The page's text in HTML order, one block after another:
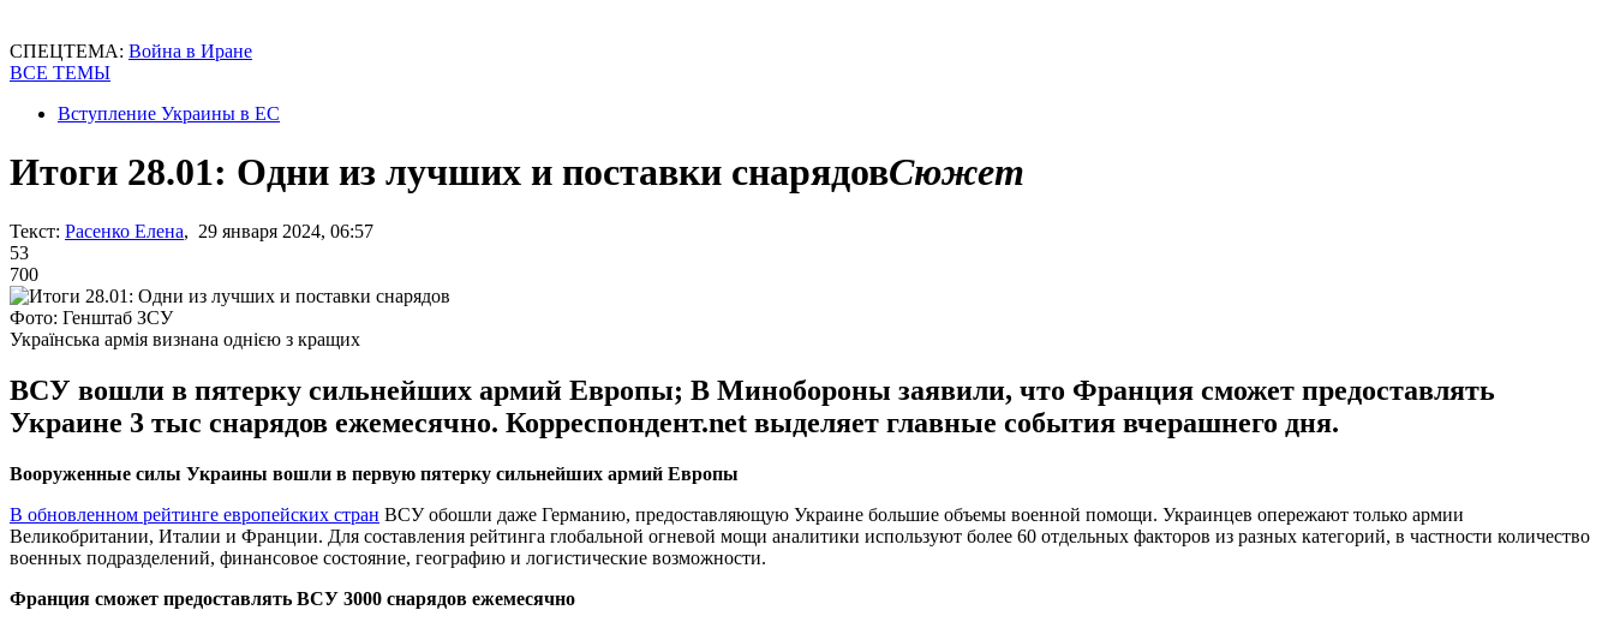
СПЕЦТЕМА: Война в Иране
ВСЕ ТЕМЫ
Вступление Украины в ЕС
Итоги 28.01: Одни из лучших и поставки снарядовСюжет
Текст: Расенко Елена, 29 января 2024, 06:57
53
700
Фото: Генштаб ЗСУ
Українська армія визнана однією з кращих
ВСУ вошли в пятерку сильнейших армий Европы; В Минобороны заявили, что Франция сможет предоставлять
Украине 3 тыс снарядов ежемесячно. Корреспондент.net выделяет главные события вчерашнего дня.
Вооруженные силы Украины вошли в первую пятерку сильнейших армий Европы
В обновленном рейтинге европейских стран ВСУ обошли даже Германию, предоставляющую Украине большие объемы военной помощи. Украинцев опережают только армии
Великобритании, Италии и Франции. Для составления рейтинга глобальной огневой мощи аналитики используют более 60 отдельных факторов из разных категорий, в частности количество
военных подразделений, финансовое состояние, географию и логистические возможности.
Франция сможет предоставлять ВСУ 3000 снарядов ежемесячно